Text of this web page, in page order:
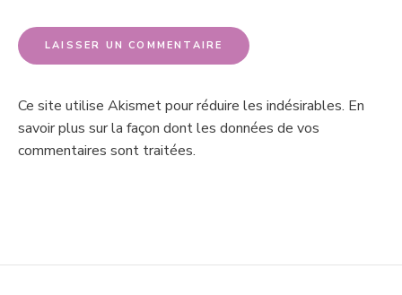
Ce site utilise Akismet pour réduire les indésirables. En
savoir plus sur la façon dont les données de vos
commentaires sont traitées.